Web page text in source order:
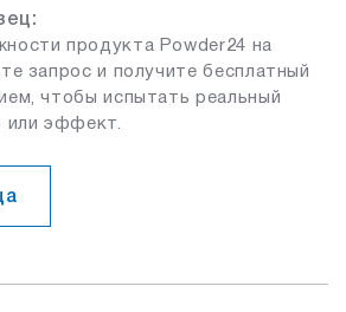
продукта Powder24 на
запрос и получите бесплатный
чтобы испытать реальный
или эффект.